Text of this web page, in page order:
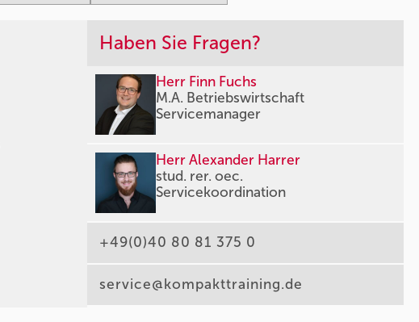
Haben Sie Fragen?
Herr Finn Fuchs
M.A. Betriebswirtschaft
Servicemanager
Herr Alexander Harrer
stud. rer. oec.
Servicekoordination
+49(0)40 80 81 375 0
service@kompakttraining.de